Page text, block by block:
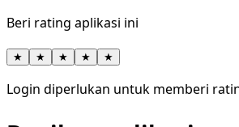
Beri rating aplikasi ini
★ ★ ★ ★ ★
Login diperlukan untuk memberi